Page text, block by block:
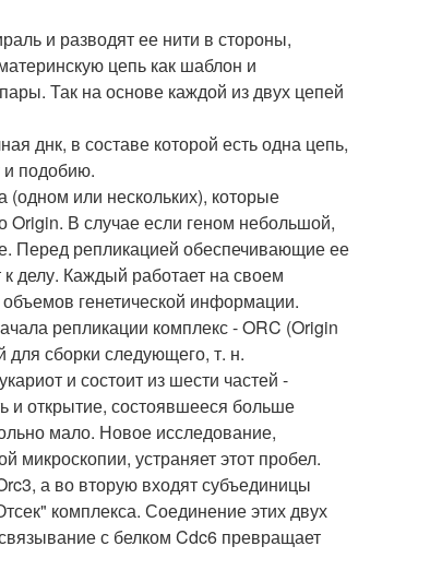
и разводят ее нити в стороны,
цепь как шаблон и
Так на основе каждой из двух цепей
днк, в составе которой есть одна цепь,
и подобию.
(одном или нескольких), которые
Origin. В случае если геном небольшой,
Перед репликацией обеспечивающие ее
делу. Каждый работает на своем
генетической информации.
репликации комплекс - ORC (Origin
сборки следующего, т. н.
и состоит из шести частей -
и открытие, состоявшееся больше
мало. Новое исследование,
микроскопии, устраняет этот пробел.
а во вторую входят субъединицы
комплекса. Соединение этих двух
с белком Cdc6 превращает